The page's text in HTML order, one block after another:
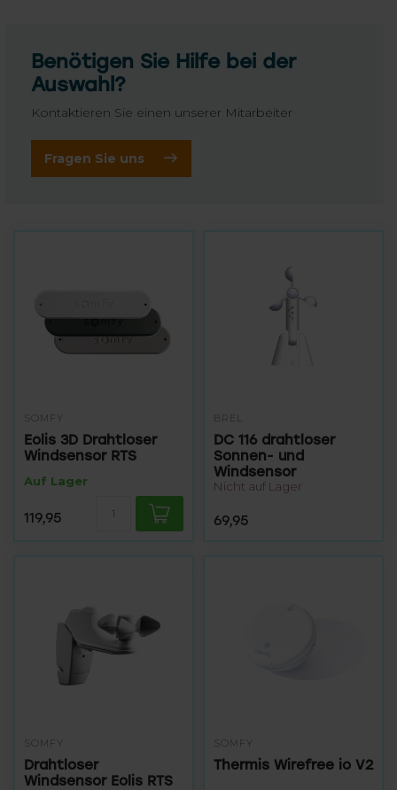
Benötigen Sie Hilfe bei der
Auswahl?
Kontaktieren Sie einen unserer Mitarbeiter
Fragen Sie uns
SOMFY
Eolis 3D Drahtloser
Windsensor RTS
Auf Lager
119,95
BREL
DC 116 drahtloser
Sonnen- und
Windsensor
Nicht auf Lager
69,95
SOMFY
Drahtloser
Windsensor Eolis RTS
SOMFY
Thermis Wirefree io V2